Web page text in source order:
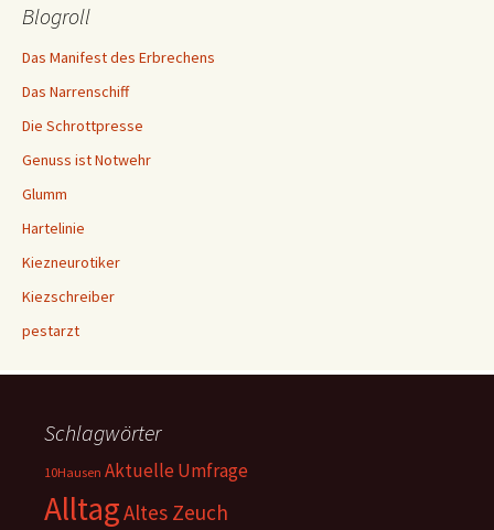
Blogroll
Das Manifest des Erbrechens
Das Narrenschiff
Die Schrottpresse
Genuss ist Notwehr
Glumm
Hartelinie
Kiezneurotiker
Kiezschreiber
pestarzt
Schlagwörter
10Hausen Aktuelle Umfrage
AlltagAltes Zeuch